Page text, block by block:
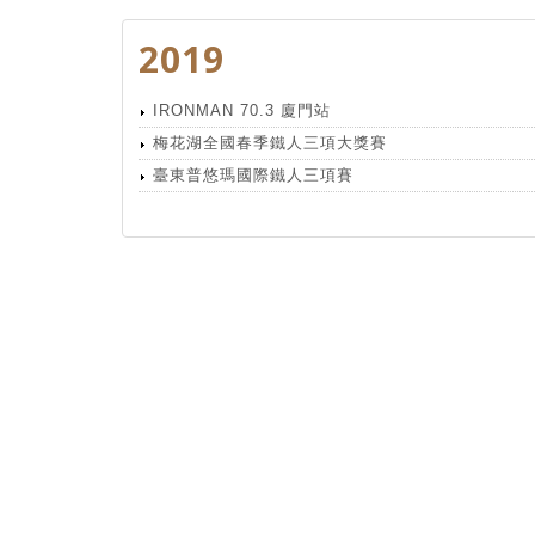
2019
IRONMAN 70.3 廈門站
梅花湖全國春季鐵人三項大獎賽
臺東普悠瑪國際鐵人三項賽